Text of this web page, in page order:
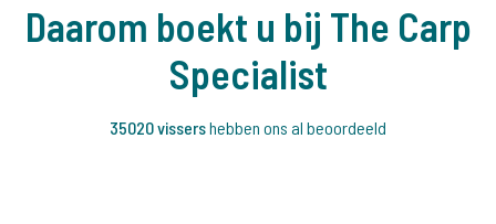
Daarom boekt u bij The Carp
Specialist
35020 vissershebben ons al beoordeeld